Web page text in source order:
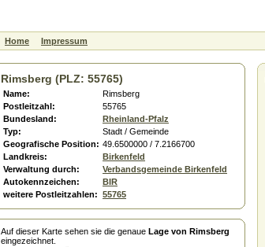
Home Impressum
Rimsberg (PLZ: 55765)
Name:
Rimsberg
Postleitzahl:
55765
Bundesland:
Rheinland-Pfalz
Typ:
Stadt / Gemeinde
Geografische Position: 49.6500000 / 7.2166700
Landkreis:
Birkenfeld
Verwaltung durch:
Verbandsgemeinde Birkenfeld
Autokennzeichen:
BIR
weitere Postleitzahlen: 55765
Auf dieser Karte sehen sie die genaue Lage von Rimsberg
eingezeichnet.